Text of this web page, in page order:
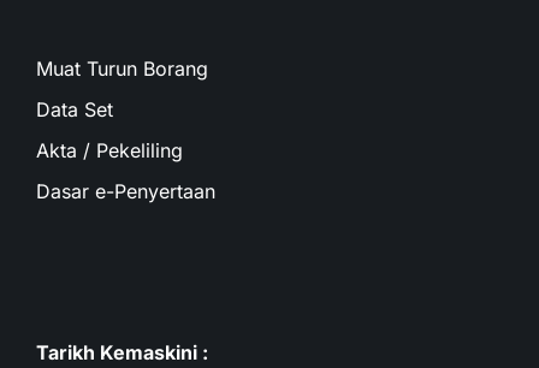
Muat Turun Borang
Data Set
Akta / Pekeliling
Dasar e-Penyertaan
Tarikh Kemaskini :